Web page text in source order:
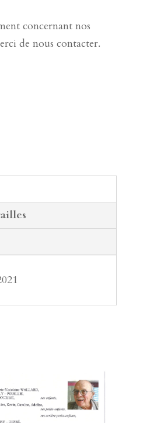
concernant nos
de nous contacter.